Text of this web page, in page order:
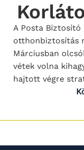
A Posta
otthonbiztosítás
Márciusban
vétek volna
hajtott végre